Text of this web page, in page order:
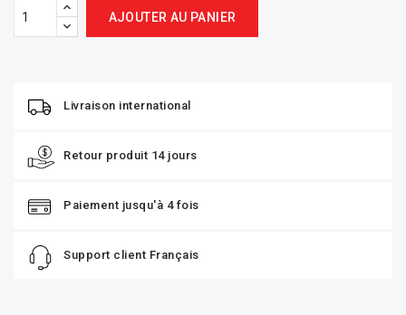
AJOUTER AU PANIER
Livraison international
Retour produit 14 jours
Paiement jusqu'à 4 fois
Support client Français